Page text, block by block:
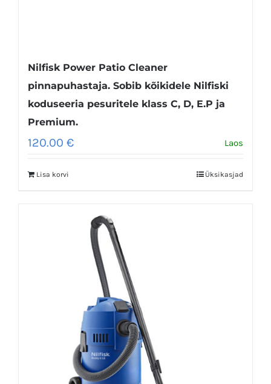
Nilfisk Power Patio Cleaner
pinnapuhastaja. Sobib kõikidele Nilfiski
koduseeria pesuritele klass C, D, E.P ja
Premium.
120.00 € Laos
Lisa korvi Üksikasjad